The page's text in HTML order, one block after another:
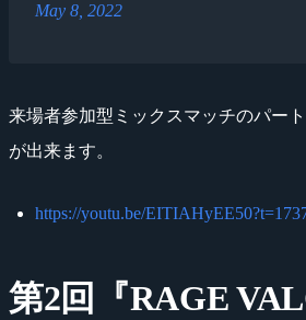
May 8, 2022
来場者参加型ミックスマッチのパー
が出来ます。
https://youtu.be/
第2回『RAGE